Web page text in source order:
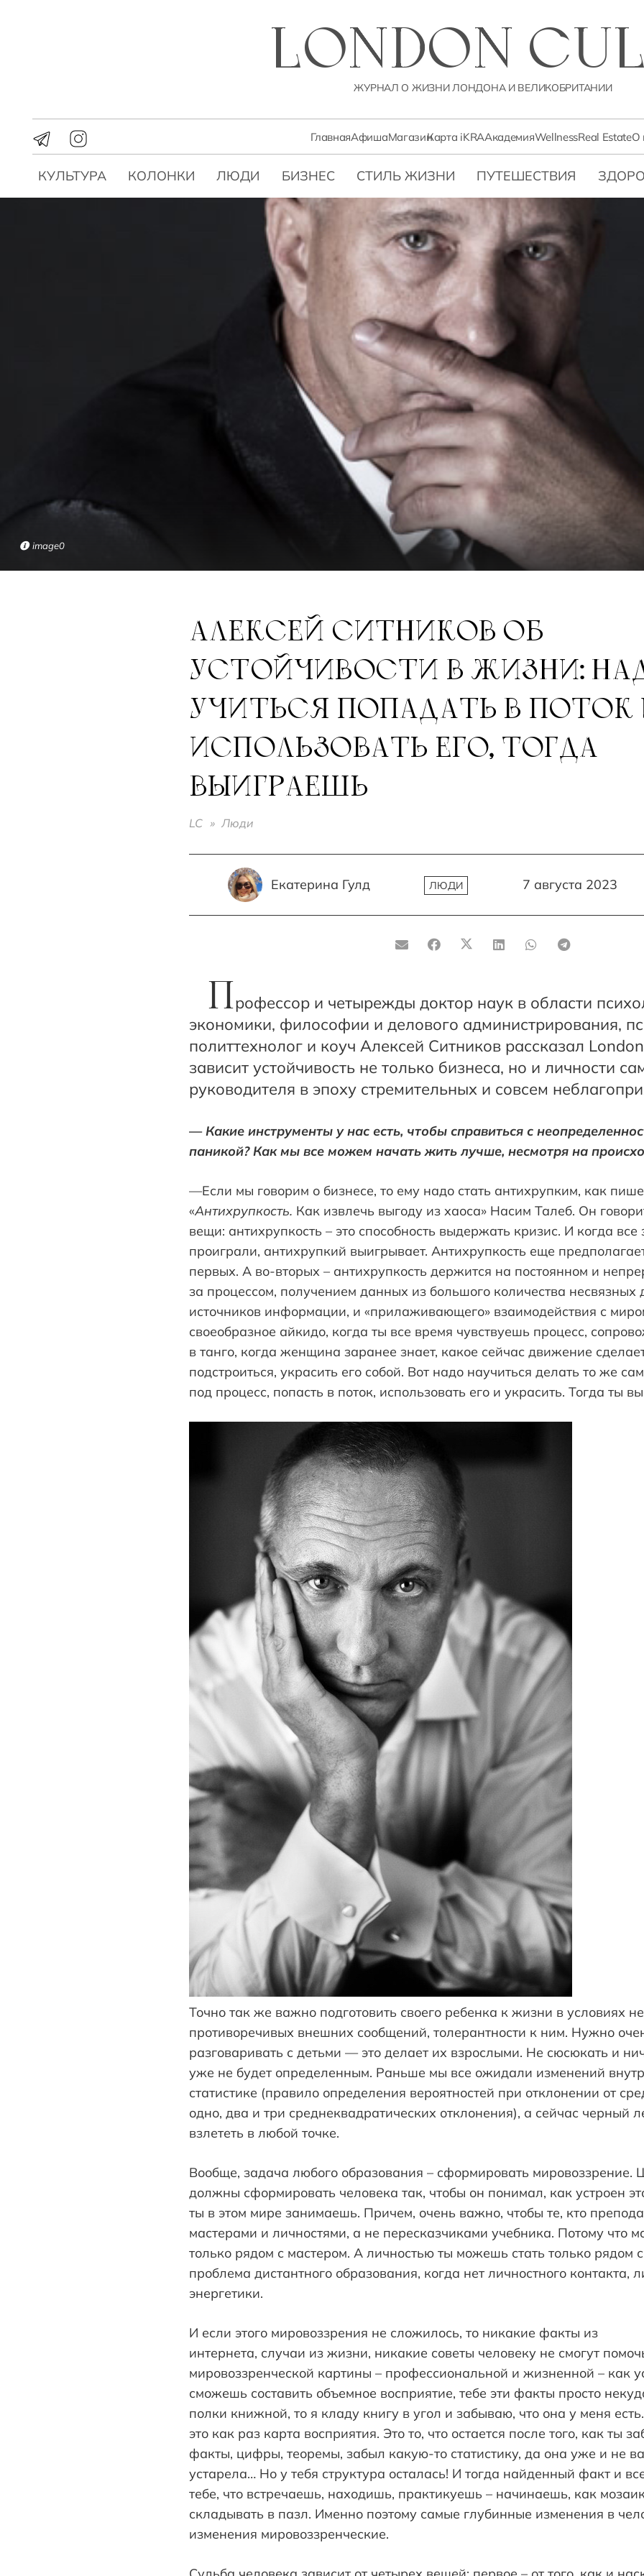
LONDON
ЖУРНАЛ О ЖИЗНИ ЛОНДОНА И ВЕЛИКОБРИТАНИИ
ГлавнаяАфишаМагазинКарта iKRAАкадемияWellnessReal EstateО
КУЛЬТУРА КОЛОНКИ ЛЮДИ БИЗНЕС СТИЛЬ ЖИЗНИ ПУТЕШЕСТВИЯ
image0
АЛЕКСЕЙ СИТНИКОВ ОБ
УСТОЙЧИВОСТИ В ЖИЗНИ:
УЧИТЬСЯ ПОПАДАТЬ В ПОТОК
ИСПОЛЬЗОВАТЬ ЕГО, ТОГДА
ВЫИГРАЕШЬ
LC » Люди
Екатерина Гулд ЛЮДИ 7 августа 2023
Профессор и четырежды доктор наук в области
экономики, философии и делового администрирования,
политтехнолог и коуч Алексей Ситников рассказал
зависит устойчивость не только бизнеса, но и личности
руководителя в эпоху стремительных и совсем
—Какие инструменты у нас есть, чтобы справиться с
паникой? Как мы все можем начать жить лучше, несмотря на
—Если мы говорим о бизнесе, то ему надо стать антихрупким, как
«Антихрупкость. Как извлечь выгоду из хаоса» Насим Талеб. Он
вещи: антихрупкость – это способность выдержать кризис. И когда все
проиграли, антихрупкий выигрывает. Антихрупкость еще
первых. А во-вторых – антихрупкость держится на постоянном и
за процессом, получением данных из большого количества несвязных
источников информации, и «прилаживающего» взаимодействия с
своеобразное айкидо, когда ты все время чувствуешь процесс,
в танго, когда женщина заранее знает, какое сейчас движение
подстроиться, украсить его собой. Вот надо научиться делать то же
под процесс, попасть в поток, использовать его и украсить. Тогда ты
Точно так же важно подготовить своего ребенка к жизни в условиях
противоречивых внешних сообщений, толерантности к ним. Нужно
разговаривать с детьми — это делает их взрослыми. Не сюсюкать и
уже не будет определенным. Раньше мы все ожидали изменений
статистике (правило определения вероятностей при отклонении от
одно, два и три среднеквадратических отклонения), а сейчас черный
взлететь в любой точке.
Вообще, задача любого образования – сформировать мировоззрение.
должны сформировать человека так, чтобы он понимал, как устроен
ты в этом мире занимаешь. Причем, очень важно, чтобы те, кто
мастерами и личностями, а не пересказчиками учебника. Потому что
только рядом с мастером. А личностью ты можешь стать только рядом
проблема дистантного образования, когда нет личностного контакта,
энергетики.
И если этого мировоззрения не сложилось, то никакие факты из
интернета, случаи из жизни, никакие советы человеку не смогут
мировоззренческой картины – профессиональной и жизненной – как
сможешь составить объемное восприятие, тебе эти факты просто
полки книжной, то я кладу книгу в угол и забываю, что она у меня
это как раз карта восприятия. Это то, что остается после того, как ты
факты, цифры, теоремы, забыл какую-то статистику, да она уже и не
устарела… Но у тебя структура осталась! И тогда найденный факт и
тебе, что встречаешь, находишь, практикуешь – начинаешь, как
складывать в пазл. Именно поэтому самые глубинные изменения в
изменения мировоззренческие.